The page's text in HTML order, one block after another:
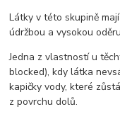
Látky v této skupině
údržbou a vysokou
Jedna z vlastností u
blocked), kdy látka
kapičky vody, které
z povrchu dolů.